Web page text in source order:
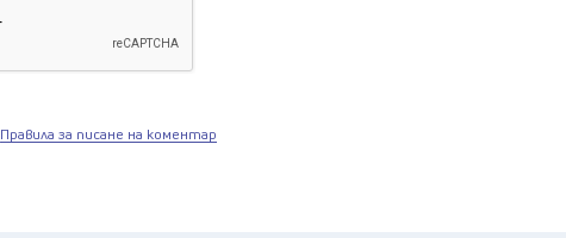
Правила за писане на коментар